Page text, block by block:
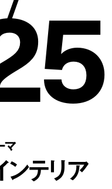
マ
テリア